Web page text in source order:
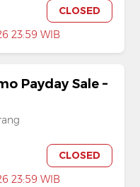
CLOSED
23:59 WIB
Payday Sale –
CLOSED
23:59 WIB